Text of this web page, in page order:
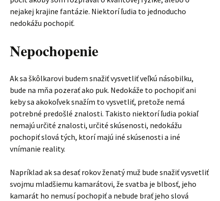
nejakej krajine fantázie. Niektorí ľudia to jednoducho
nedokážu pochopiť.
Nepochopenie
Ak sa škôlkarovi budem snažiť vysvetliť veľkú násobilku,
bude na mňa pozerať ako puk. Nedokáže to pochopiť ani
keby sa akokoľvek snažím to vysvetliť, pretože nemá
potrebné predošlé znalosti. Takisto niektorí ľudia pokiaľ
nemajú určité znalosti, určité skúsenosti, nedokážu
pochopiť slová tých, ktorí majú iné skúsenosti a iné
vnímanie reality.
Napríklad ak sa desať rokov ženatý muž bude snažiť vysvetliť
svojmu mladšiemu kamarátovi, že svatba je blbosť, jeho
kamarát ho nemusí pochopiť a nebude brať jeho slová